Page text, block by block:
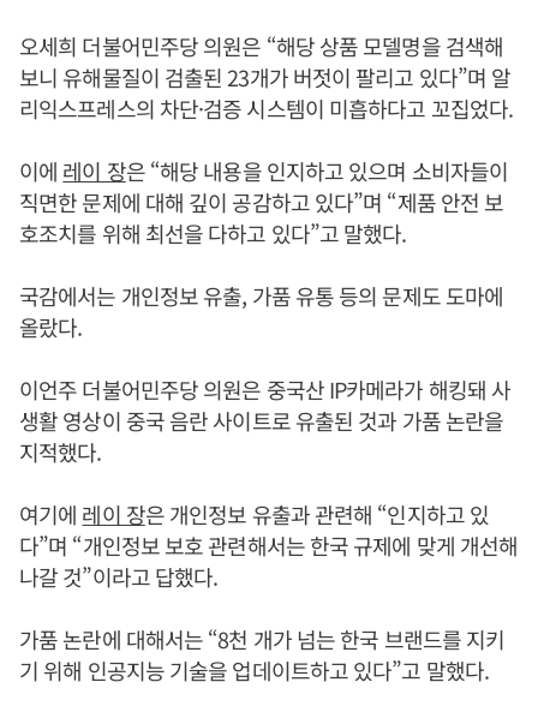
오세희 더불어민주당 의원은 “해당 상품 모델명을 검색해
보니 유해물질이 검출된 23개가 버젓이 팔리고 있다”며 알
리익스프레스의 차단·검증 시스템이 미흡하다고 꼬집었다.
이에 레이 장은 “해당 내용을 인지하고 있으며 소비자들이
직면한 문제에 대해 깊이 공감하고 있다”며 “제품 안전 보
호조치를 위해 최선을 다하고 있다”고 말했다.
국감에서는 개인정보 유출, 가품 유통 등의 문제도 도마에
올랐다.
이언주 더불어민주당 의원은 중국산 IP카메라가 해킹돼 사
생활 영상이 중국 음란 사이트로 유출된 것과 가품 논란을
지적했다.
여기에 레이 장은 개인정보 유출과 관련해 “인지하고 있
다”며 “개인정보 보호 관련해서는 한국 규제에 맞게 개선해
나갈 것”이라고 답했다.
가품 논란에 대해서는 “8천 개가 넘는 한국 브랜드를 지키
기 위해 인공지능 기술을 업데이트하고 있다”고 말했다.